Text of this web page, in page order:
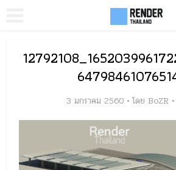
3 มกราคม 2560 โดย BoZR